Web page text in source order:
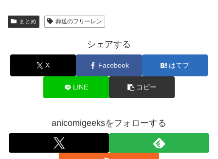
まとめ 葬送のフリーレン
シェアする
X Facebook はてブ
LINE コピー
anicomigeeksをフォローする